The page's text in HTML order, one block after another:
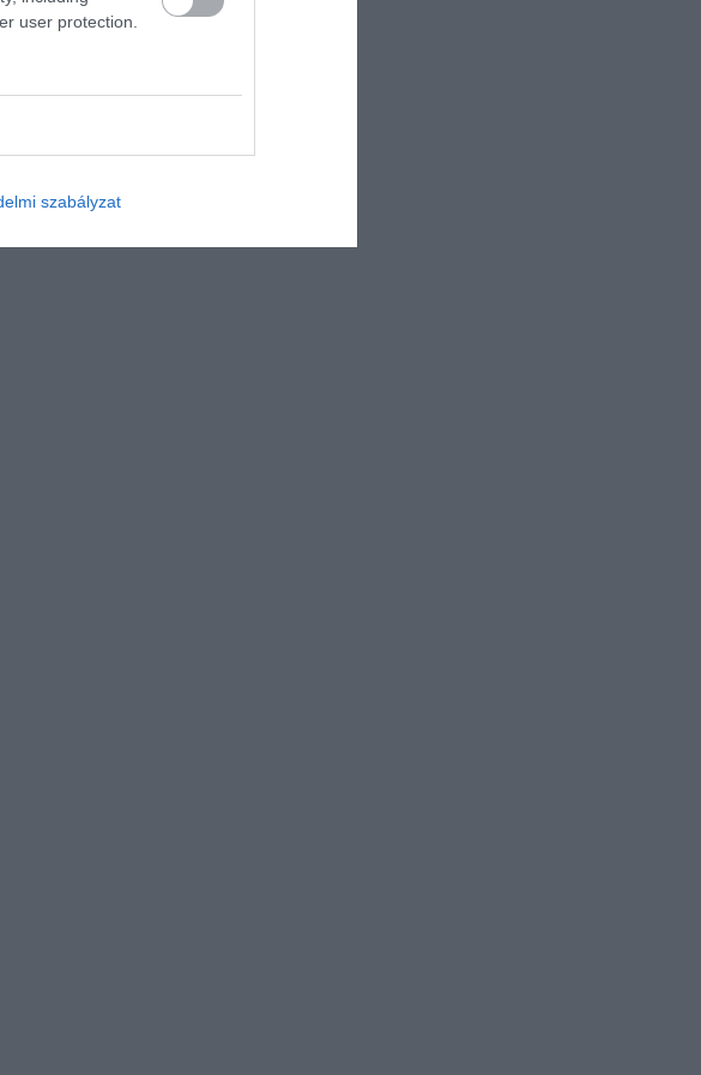
user protection.
szabályzat